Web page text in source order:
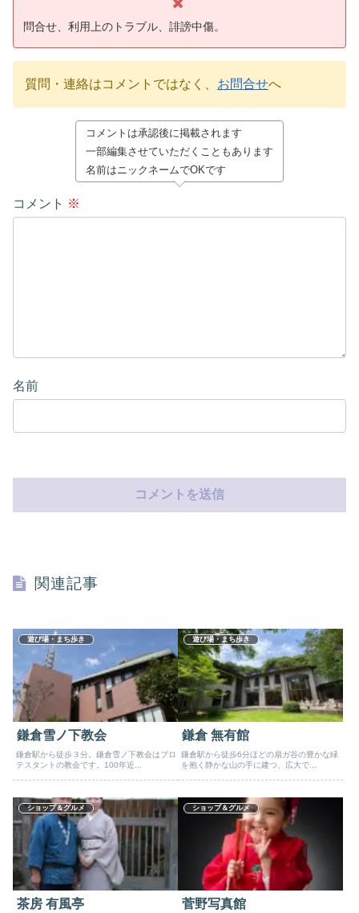
問合せ、利用上のトラブル、誹謗中傷。
質問・連絡はコメントではなく、 お問合せへ
コメントは承認後に掲載されます
一部編集させていただくこともあります
名前はニックネームでOKです
コメント ※
名前
関連記事
遊び場・まち歩き
鎌倉雪ノ下教会
鎌倉駅から徒歩３分。鎌倉雪ノ下教会はプロ
テスタントの教会です。100年近...
遊び場・まち歩き
鎌倉 無有館
鎌倉駅から徒歩6分ほどの扇ガ谷の豊かな緑
を抱く静かな山の手に建つ、広大で...
ショップ＆グルメ
茶房 有風亭
ショップ＆グルメ
菅野写真館